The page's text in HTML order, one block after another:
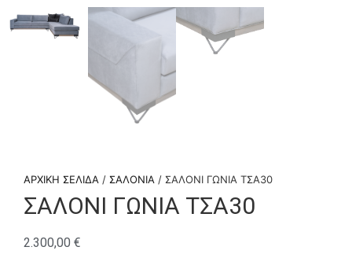
ΑΡΧΙΚΉ ΣΕΛΊΔΑ / ΣΑΛΌΝΙΑ / ΣΑΛΟΝΙ ΓΩΝΙΑ ΤΣΑ30
ΣΑΛΟΝΙ ΓΩΝΙΑ ΤΣΑ30
2.300,00 €